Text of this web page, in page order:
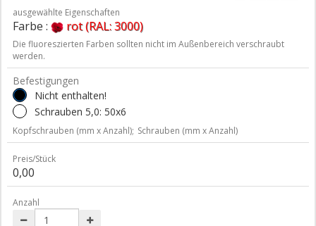
ausgewählte Eigenschaften
Farbe : rot (RAL: 3000)
Die fluoreszierten Farben sollten nicht im Außenbereich verschraubt
werden.
Befestigungen
Nicht enthalten!
Schrauben 5,0: 50x6
Kopfschrauben (mm x Anzahl); Schrauben (mm x Anzahl)
Preis/Stück
0,00
Anzahl